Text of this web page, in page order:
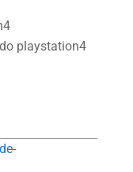
playstation4